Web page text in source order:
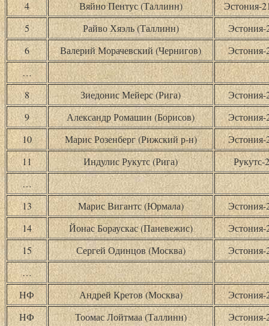
4
Вяйно Пентус (Таллинн)
Эстония-
5
Райво Хяэль (Таллинн)
Эстония-
6
Валерий Морачевский (Чернигов)
Эстония-
…
8
Зиедонис Мейерс (Рига)
Эстония-
9
Александр Ромашин (Борисов)
Эстония-
10
Марис Розенберг (Рижский р-н)
Эстония-
11
Индулис Рукутс (Рига)
Рукутс-2
…
13
Марис Вигантс (Юрмала)
Эстония-
14
Йонас Бораускас (Паневежис)
Эстония-
15
Сергей Одинцов (Москва)
Эстония-
…
НФ
Андрей Кретов (Москва)
Эстония-
НФ
Тоомас Лойтмаа (Таллинн)
Эстония-